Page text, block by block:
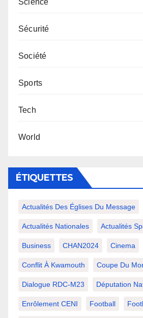
Sécurité
Société
Sports
Tech
World
ÉTIQUETTES
Actualités Des Églises Du Message
Actualités Nationales Actualités
Business CHAN2024 Cinema
Conflit À Kwamouth Coupe Du
Dialogue RDC-M23 Députation
Enrôlement CENI Football